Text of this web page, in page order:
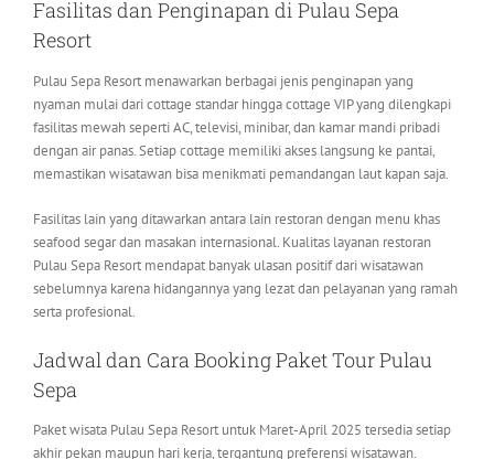
Fasilitas dan Penginapan di Pulau Sepa
Resort
Pulau Sepa Resort menawarkan berbagai jenis penginapan yang
nyaman mulai dari cottage standar hingga cottage VIP yang dilengkapi
fasilitas mewah seperti AC, televisi, minibar, dan kamar mandi pribadi
dengan air panas. Setiap cottage memiliki akses langsung ke pantai,
memastikan wisatawan bisa menikmati pemandangan laut kapan saja.
Fasilitas lain yang ditawarkan antara lain restoran dengan menu khas
seafood segar dan masakan internasional. Kualitas layanan restoran
Pulau Sepa Resort mendapat banyak ulasan positif dari wisatawan
sebelumnya karena hidangannya yang lezat dan pelayanan yang ramah
serta profesional.
Jadwal dan Cara Booking Paket Tour Pulau
Sepa
Paket wisata Pulau Sepa Resort untuk Maret-April 2025 tersedia setiap
akhir pekan maupun hari kerja, tergantung preferensi wisatawan.